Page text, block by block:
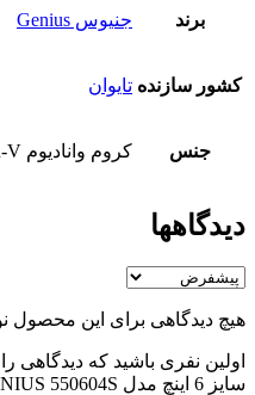
برند جنیوس Genius
کشور سازنده تایوان
جنس کروم وانادیوم CR-V
دیدگاهها
هیچ دیدگاهی برای این محصول
اولین نفری باشید که دیدگاهی
سایز 6 اینچ مدل GENIUS 550604S برند جنیوس”